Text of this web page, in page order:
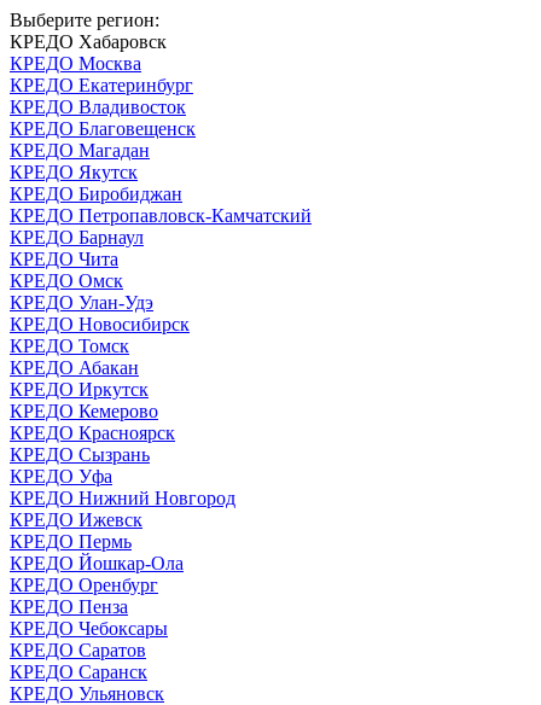
Выберите регион:
КРЕДО Хабаровск
КРЕДО Москва
КРЕДО Екатеринбург
КРЕДО Владивосток
КРЕДО Благовещенск
КРЕДО Магадан
КРЕДО Якутск
КРЕДО Биробиджан
КРЕДО Петропавловск-Камчатский
КРЕДО Барнаул
КРЕДО Чита
КРЕДО Омск
КРЕДО Улан-Удэ
КРЕДО Новосибирск
КРЕДО Томск
КРЕДО Абакан
КРЕДО Иркутск
КРЕДО Кемерово
КРЕДО Красноярск
КРЕДО Сызрань
КРЕДО Уфа
КРЕДО Нижний Новгород
КРЕДО Ижевск
КРЕДО Пермь
КРЕДО Йошкар-Ола
КРЕДО Оренбург
КРЕДО Пенза
КРЕДО Чебоксары
КРЕДО Саратов
КРЕДО Саранск
КРЕДО Ульяновск